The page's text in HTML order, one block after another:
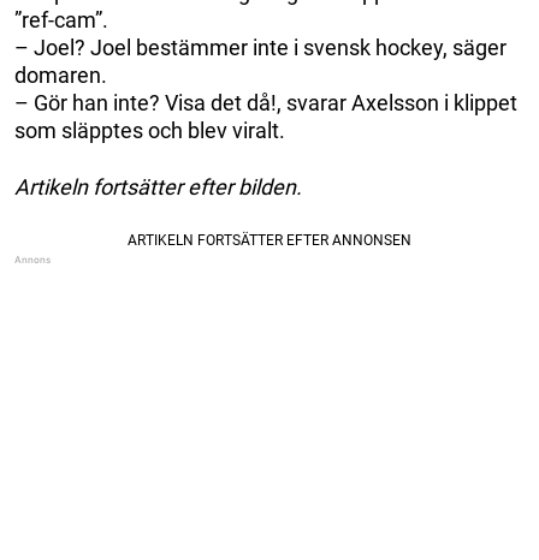
”ref-cam”.
– Joel? Joel bestämmer inte i svensk hockey, säger
domaren.
– Gör han inte? Visa det då!, svarar Axelsson i klippet
som släpptes och blev viralt.
Artikeln fortsätter efter bilden.